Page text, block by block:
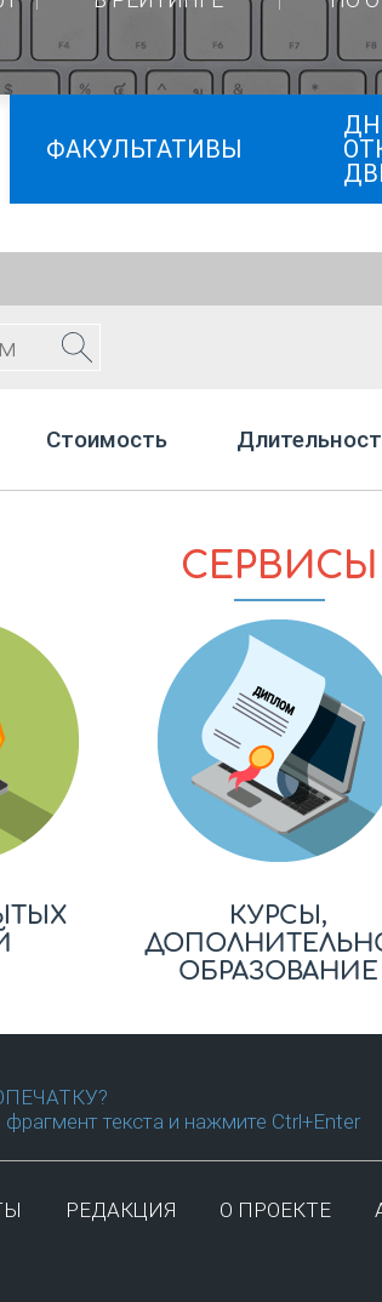
ФАКУЛЬТАТИВЫ
Стоимость
СЕРВИСЫ
КУРСЫ,
ОБРАЗОВАНИЕ
текста и нажмите Ctrl+Enter
РЕДАКЦИЯ О ПРОЕКТЕ